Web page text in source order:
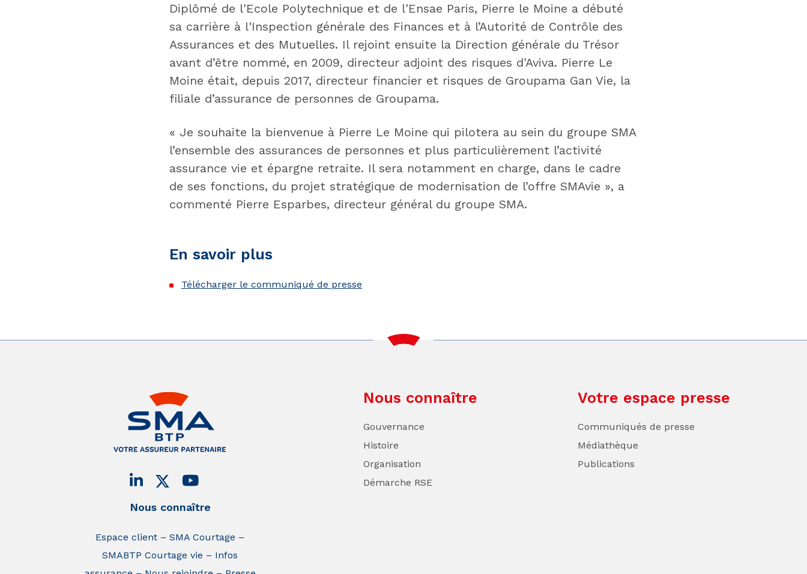
Diplômé de l'Ecole Polytechnique et de l'Ensae Paris, Pierre le Moine a débuté
sa carrière à l'Inspection générale des Finances et à l’Autorité de Contrôle des
Assurances et des Mutuelles. Il rejoint ensuite la Direction générale du Trésor
avant d’être nommé, en 2009, directeur adjoint des risques d'Aviva. Pierre Le
Moine était, depuis 2017, directeur financier et risques de Groupama Gan Vie, la
filiale d’assurance de personnes de Groupama.
« Je souhaite la bienvenue à Pierre Le Moine qui pilotera au sein du groupe SMA
l’ensemble des assurances de personnes et plus particulièrement l’activité
assurance vie et épargne retraite. Il sera notamment en charge, dans le cadre
de ses fonctions, du projet stratégique de modernisation de l’offre SMAvie », a
commenté Pierre Esparbes, directeur général du groupe SMA.
En savoir plus
Télécharger le communiqué de presse
Nous connaître
Espace client
SMA Courtage
SMABTP Courtage vie
Infos
Nous connaître
Gouvernance
Histoire
Organisation
Démarche RSE
Votre espace presse
Communiqués de presse
Médiathèque
Publications